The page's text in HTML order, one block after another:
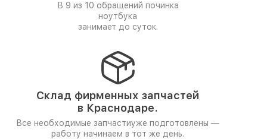
В 9 из 10 обращений починка
ноутбука
занимает до суток.
Склад фирменных запчастей
в Краснодаре.
Все необходимые запчастиуже подготовлены —
работу начинаем в тот же день.